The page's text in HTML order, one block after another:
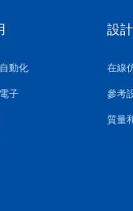
動化
子
設
在線
參考
質量